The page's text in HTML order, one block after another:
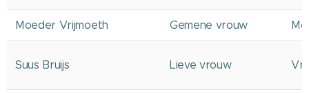
Moeder Vrijmoeth Gemene vrouw
Suus Bruijs Lieve vrouw